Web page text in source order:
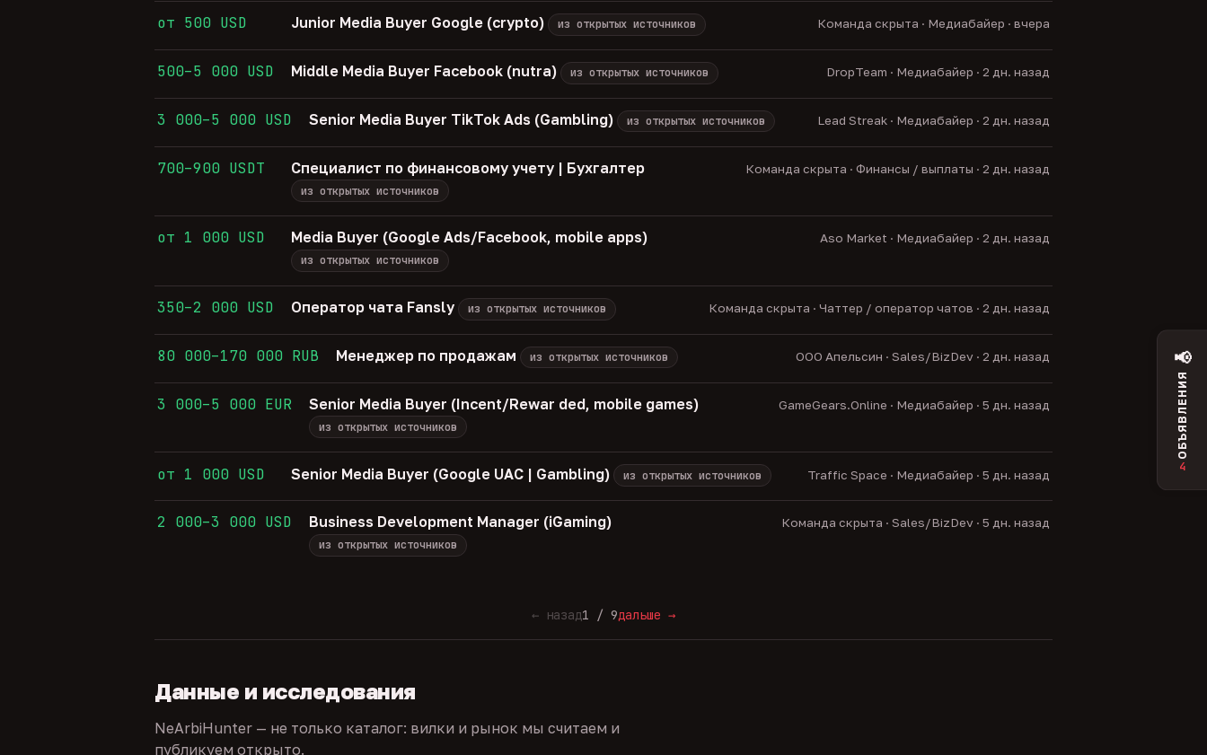
от 500 USD Junior Media Buyer Google (crypto) из открытых источников Команда скрыта · Медиабайер · вчера
500–5 000 USD Middle Media Buyer Facebook (nutra) из открытых источников DropTeam · Медиабайер · 2 дн. назад
3 000–5 000 USD Senior Media Buyer TikTok Ads (Gambling) из открытых источников Lead Streak · Медиабайер · 2 дн. назад
700–900 USDT Специалист по финансовому учету | Бухгалтер
из открытых источников
Команда скрыта · Финансы / выплаты · 2 дн. назад
от 1 000 USD Media Buyer (Google Ads/Facebook, mobile apps)
из открытых источников
Aso Market · Медиабайер · 2 дн. назад
350–2 000 USD Оператор чата Fansly из открытых источников Команда скрыта · Чаттер / оператор чатов · 2 дн. назад
80 000–170 000 RUB Менеджер по продажам из открытых источников ООО Апельсин · Sales/BizDev · 2 дн. назад
3 000–5 000 EUR Senior Media Buyer (Incent/Rewar ded, mobile games)
из открытых источников
GameGears.Online · Медиабайер · 5 дн. назад
от 1 000 USD Senior Media Buyer (Google UAC | Gambling) из открытых источников Traffic Space · Медиабайер · 5 дн. назад
2 000–3 000 USD Business Development Manager (iGaming)
из открытых источников
Команда скрыта · Sales/BizDev · 5 дн. назад
← назад1 / 9дальше →
Данные и исследования
NeArbiHunter — не только каталог: вилки и рынок мы считаем и
публикуем открыто.
📢
ОБЪЯВЛЕНИЯ
4